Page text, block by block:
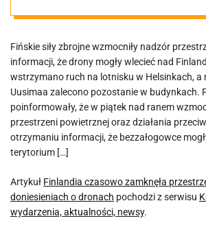
dronach
Fińskie siły zbrojne wzmocniły nadzór
informacji, że drony mogły wlecieć nad
wstrzymano ruch na lotnisku w Helsinkach, a
Uusimaa zalecono pozostanie w budynkach.
poinformowały, że w piątek nad ranem
przestrzeni powietrznej oraz działania
otrzymaniu informacji, że bezzałogowce
terytorium […]
Artykuł Finlandia czasowo zamknęła
doniesieniach o dronach pochodzi z serwisu
wydarzenia, aktualności, newsy.